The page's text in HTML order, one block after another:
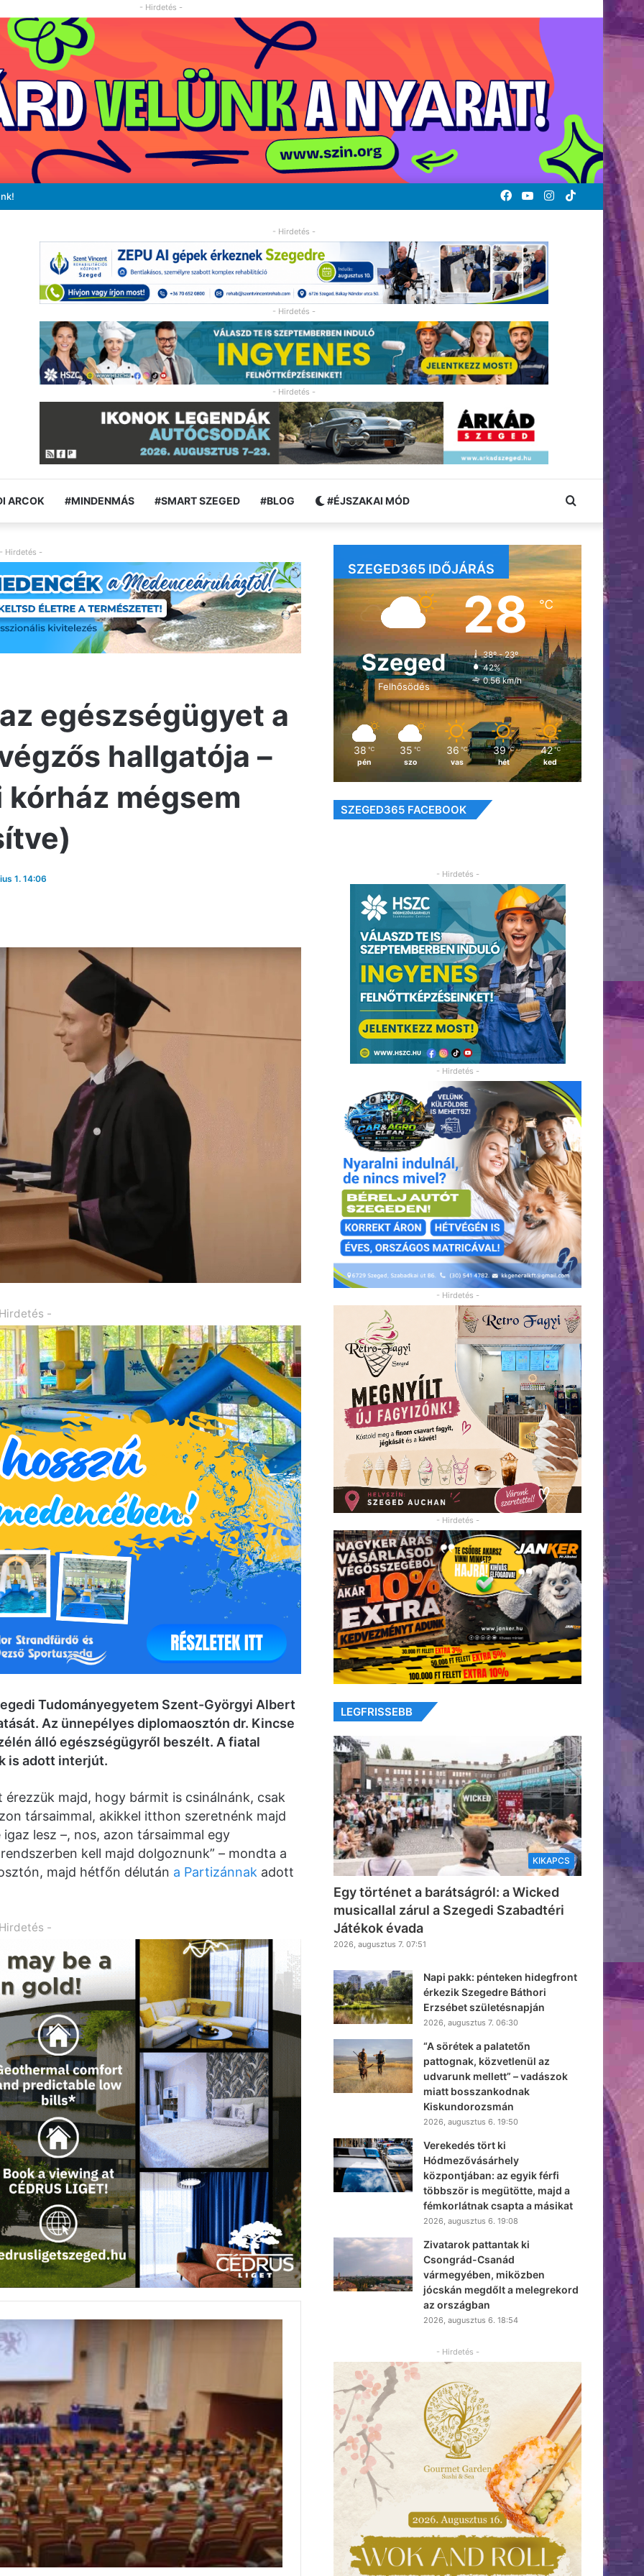
- Hirdetés -
TikTok
Instagram
YouTube
Facebook
- Hirdetés -
- Hirdetés -
- Hirdetés -
ARCOK #MINDENMÁS #SMART SZEGED #BLOG #ÉJSZAKAI MÓD Keresés:
- Hirdetés -
egészségügyet a
hallgatója –
mégsem
1. 14:06
-
Tudományegyetem Szent-Györgyi Albert
Az ünnepélyes diplomaosztón dr. Kincse
álló egészségügyről beszélt. A fiatal
is adott interjút.
majd, hogy bármit is csinálnánk, csak
társaimmal, akikkel itthon szeretnénk majd
lesz –, nos, azon társaimmal egy
kell majd dolgoznunk” – mondta a
majd hétfőn délután a Partizánnak adott
-
SZEGED365 IDŐJÁRÁS
Szeged
Felhősödés
28℃
38º - 23º
42%
0.56 km/h
38 ℃
pén
35 ℃
szo
36 ℃
vas
39 ℃
hét
42 ℃
ked
SZEGED365 FACEBOOK
- Hirdetés -
- Hirdetés -
- Hirdetés -
- Hirdetés -
LEGFRISSEBB
KIKAPCS
Egy történet a barátságról: a Wicked
musicallal zárul a Szegedi Szabadtéri
Játékok évada
2026, augusztus 7. 07:51
Napi pakk: pénteken hidegfront
érkezik Szegedre Báthori
Erzsébet születésnapján
2026, augusztus 7. 06:30
“A sörétek a palatetőn
pattognak, közvetlenül az
udvarunk mellett” – vadászok
miatt bosszankodnak
Kiskundorozsmán
2026, augusztus 6. 19:50
Verekedés tört ki
Hódmezővásárhely
központjában: az egyik férfi
többször is megütötte, majd a
fémkorlátnak csapta a másikat
2026, augusztus 6. 19:08
Zivatarok pattantak ki
Csongrád-Csanád
vármegyében, miközben
jócskán megdőlt a melegrekord
az országban
2026, augusztus 6. 18:54
- Hirdetés -